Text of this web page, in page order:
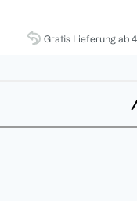
Gratis Lieferung ab